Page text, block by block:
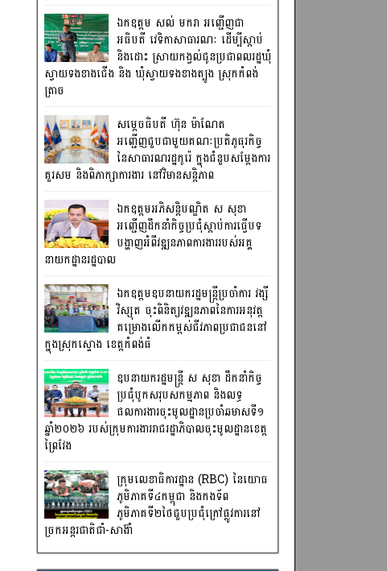
ឯកឧត្តម សល់ មករា អញ្ជើញជា
អធិបតី វេទិកាសាធារណៈ ដើម្បីស្តាប់
និងដោះ ស្រាយកង្វល់ជូនប្រជាពលរដ្ឋឃុំ
ស្វាយទងខាងជើង និង ឃុំស្វាយទងខាងត្បូង ស្រុកកំពង់
ត្រាច
សម្តេចធិបតី ហ៊ុន ម៉ាណែត
អញ្ជើញជួបជាមួយគណៈប្រតិភូធុរកិច្ច
នៃសាធារណរដ្ឋកូរ៉េ ក្នុងជំនួបសម្តែងការ
គួរសម និងពិភាក្សាការងារ នៅវិមានសន្តិភាព
ឯកឧត្តមអភិសន្តិបណ្ឌិត ស សុខា
អញ្ជើញដឹកនាំកិច្ចប្រជុំស្តាប់ការធ្វើបទ
បង្ហាញអំពីវឌ្ឍនភាពការងាររបស់អគ្គ
នាយកដ្ឋានរដ្ឋបាល
ឯកឧត្តមឧបនាយករដ្ឋមន្រ្តីប្រចាំការ វង្សី
វិស្សុត ចុះពិនិត្យវឌ្ឍនភាពនៃការអនុវត្ត
គម្រោងលើកកម្ពស់ជីវភាពប្រជាជននៅ
ក្នុងស្រុកស្ទោង ខេត្តកំពង់ធំ
ឧបនាយករដ្ឋមន្ត្រី ស សុខា ដឹកនាំកិច្ច
ប្រជុំបូកសរុបសកម្មភាព និងលទ្ធ
ផលការងារចុះមូលដ្ឋានប្រចាំឆមាសទី១
ឆ្នាំ២០២៦ របស់ក្រុមការងាររាជរដ្ឋាភិបាលចុះមូលដ្ឋានខេត្ត
ព្រៃវែង
ក្រុមលេខាធិការដ្ឋាន (RBC) នៃយោធ
ភូមិភាគទី៤កម្ពុជា និងកងទ័ព
ភូមិភាគទី២ថៃជួបប្រជុំក្រៅផ្លូវការនៅ
ច្រកអន្តរជាតិជាំ-សាង៊ាំ